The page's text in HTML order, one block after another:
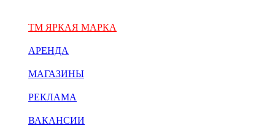
ТМ ЯРКАЯ МАРКА
АРЕНДА
МАГАЗИНЫ
РЕКЛАМА
ВАКАНСИИ